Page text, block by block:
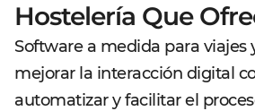
Hostelería Que
Software a medida para viajes
mejorar la interacción digital
automatizar y facilitar el